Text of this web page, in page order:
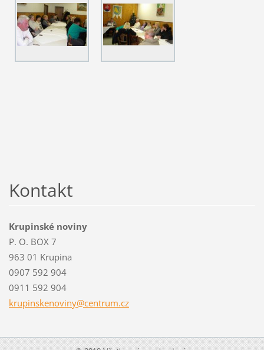
Kontakt
Krupinské noviny
P. O. BOX 7
963 01 Krupina
0907 592 904
0911 592 904
krupinskenoviny@centrum.cz